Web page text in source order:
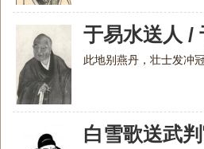
于易水送人 /
此地别燕丹，壮士发冲
白雪歌送武